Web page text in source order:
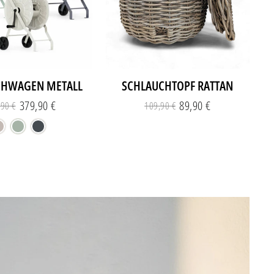
METALL
Normaler
Preis
€ Sonderpreis
379,90 €
SCHLAUCHTOPF RATTAN
Normaler
109,90 € Sonderpreis
89,90 €